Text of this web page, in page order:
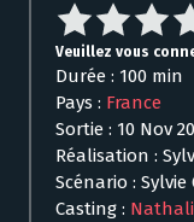
Veuillez vous
Durée : 100 min
Pays : France
Sortie : 10 Nov
Réalisation :
Scénario :
Casting :